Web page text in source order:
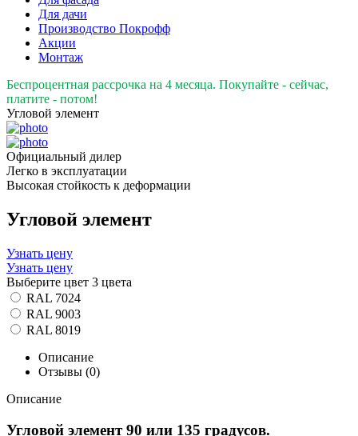
Для дачи
Производство Покрофф
Акции
Монтаж
Беспроцентная рассрочка на 4 месяца. Покупайте - сейчас,
платите - потом!
Угловой элемент
Официальный дилер
Легко в эксплуатации
Высокая стойкость к деформации
Угловой элемент
Узнать цену
Узнать цену
Выберите цвет 3 цвета
RAL 7024
RAL 9003
RAL 8019
Описание
Отзывы (0)
Описание
Угловой элемент 90 или 135 градусов.